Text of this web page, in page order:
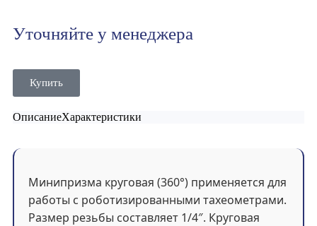
Уточняйте у менеджера
Купить
ОписаниеХарактеристики
Минипризма круговая (360°) применяется для
работы с роботизированными тахеометрами.
Размер резьбы составляет 1/4″. Круговая